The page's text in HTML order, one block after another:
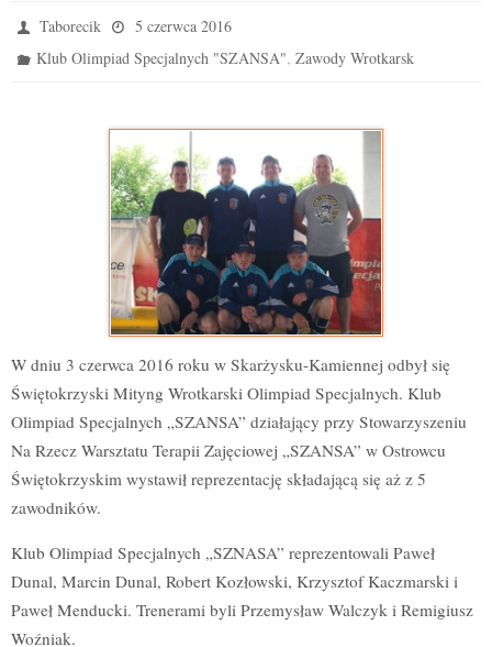
Taborecik
5 czerwca 2016
Klub Olimpiad Specjalnych "SZANSA",Zawody Wrotkarsk
W dniu 3 czerwca 2016 roku w Skarżysku-Kamiennej odbył się
Świętokrzyski Mityng Wrotkarski Olimpiad Specjalnych. Klub
Olimpiad Specjalnych „SZANSA” działający przy Stowarzyszeniu
Na Rzecz Warsztatu Terapii Zajęciowej „SZANSA” w Ostrowcu
Świętokrzyskim wystawił reprezentację składającą się aż z 5
zawodników.
Klub Olimpiad Specjalnych „SZNASA” reprezentowali Paweł
Dunal, Marcin Dunal, Robert Kozłowski, Krzysztof Kaczmarski i
Paweł Menducki. Trenerami byli Przemysław Walczyk i Remigiusz
Woźniak.